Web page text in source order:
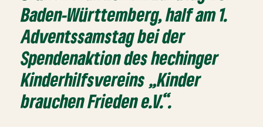
Baden-Württemberg, half am 1.
Adventssamstag bei der
Spendenaktion des hechinger
Kinderhilfsvereins „Kinder
brauchen Frieden e.V.“.